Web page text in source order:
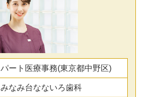
パート医療事務(東京都中野区)
みなみ台なないろ歯科